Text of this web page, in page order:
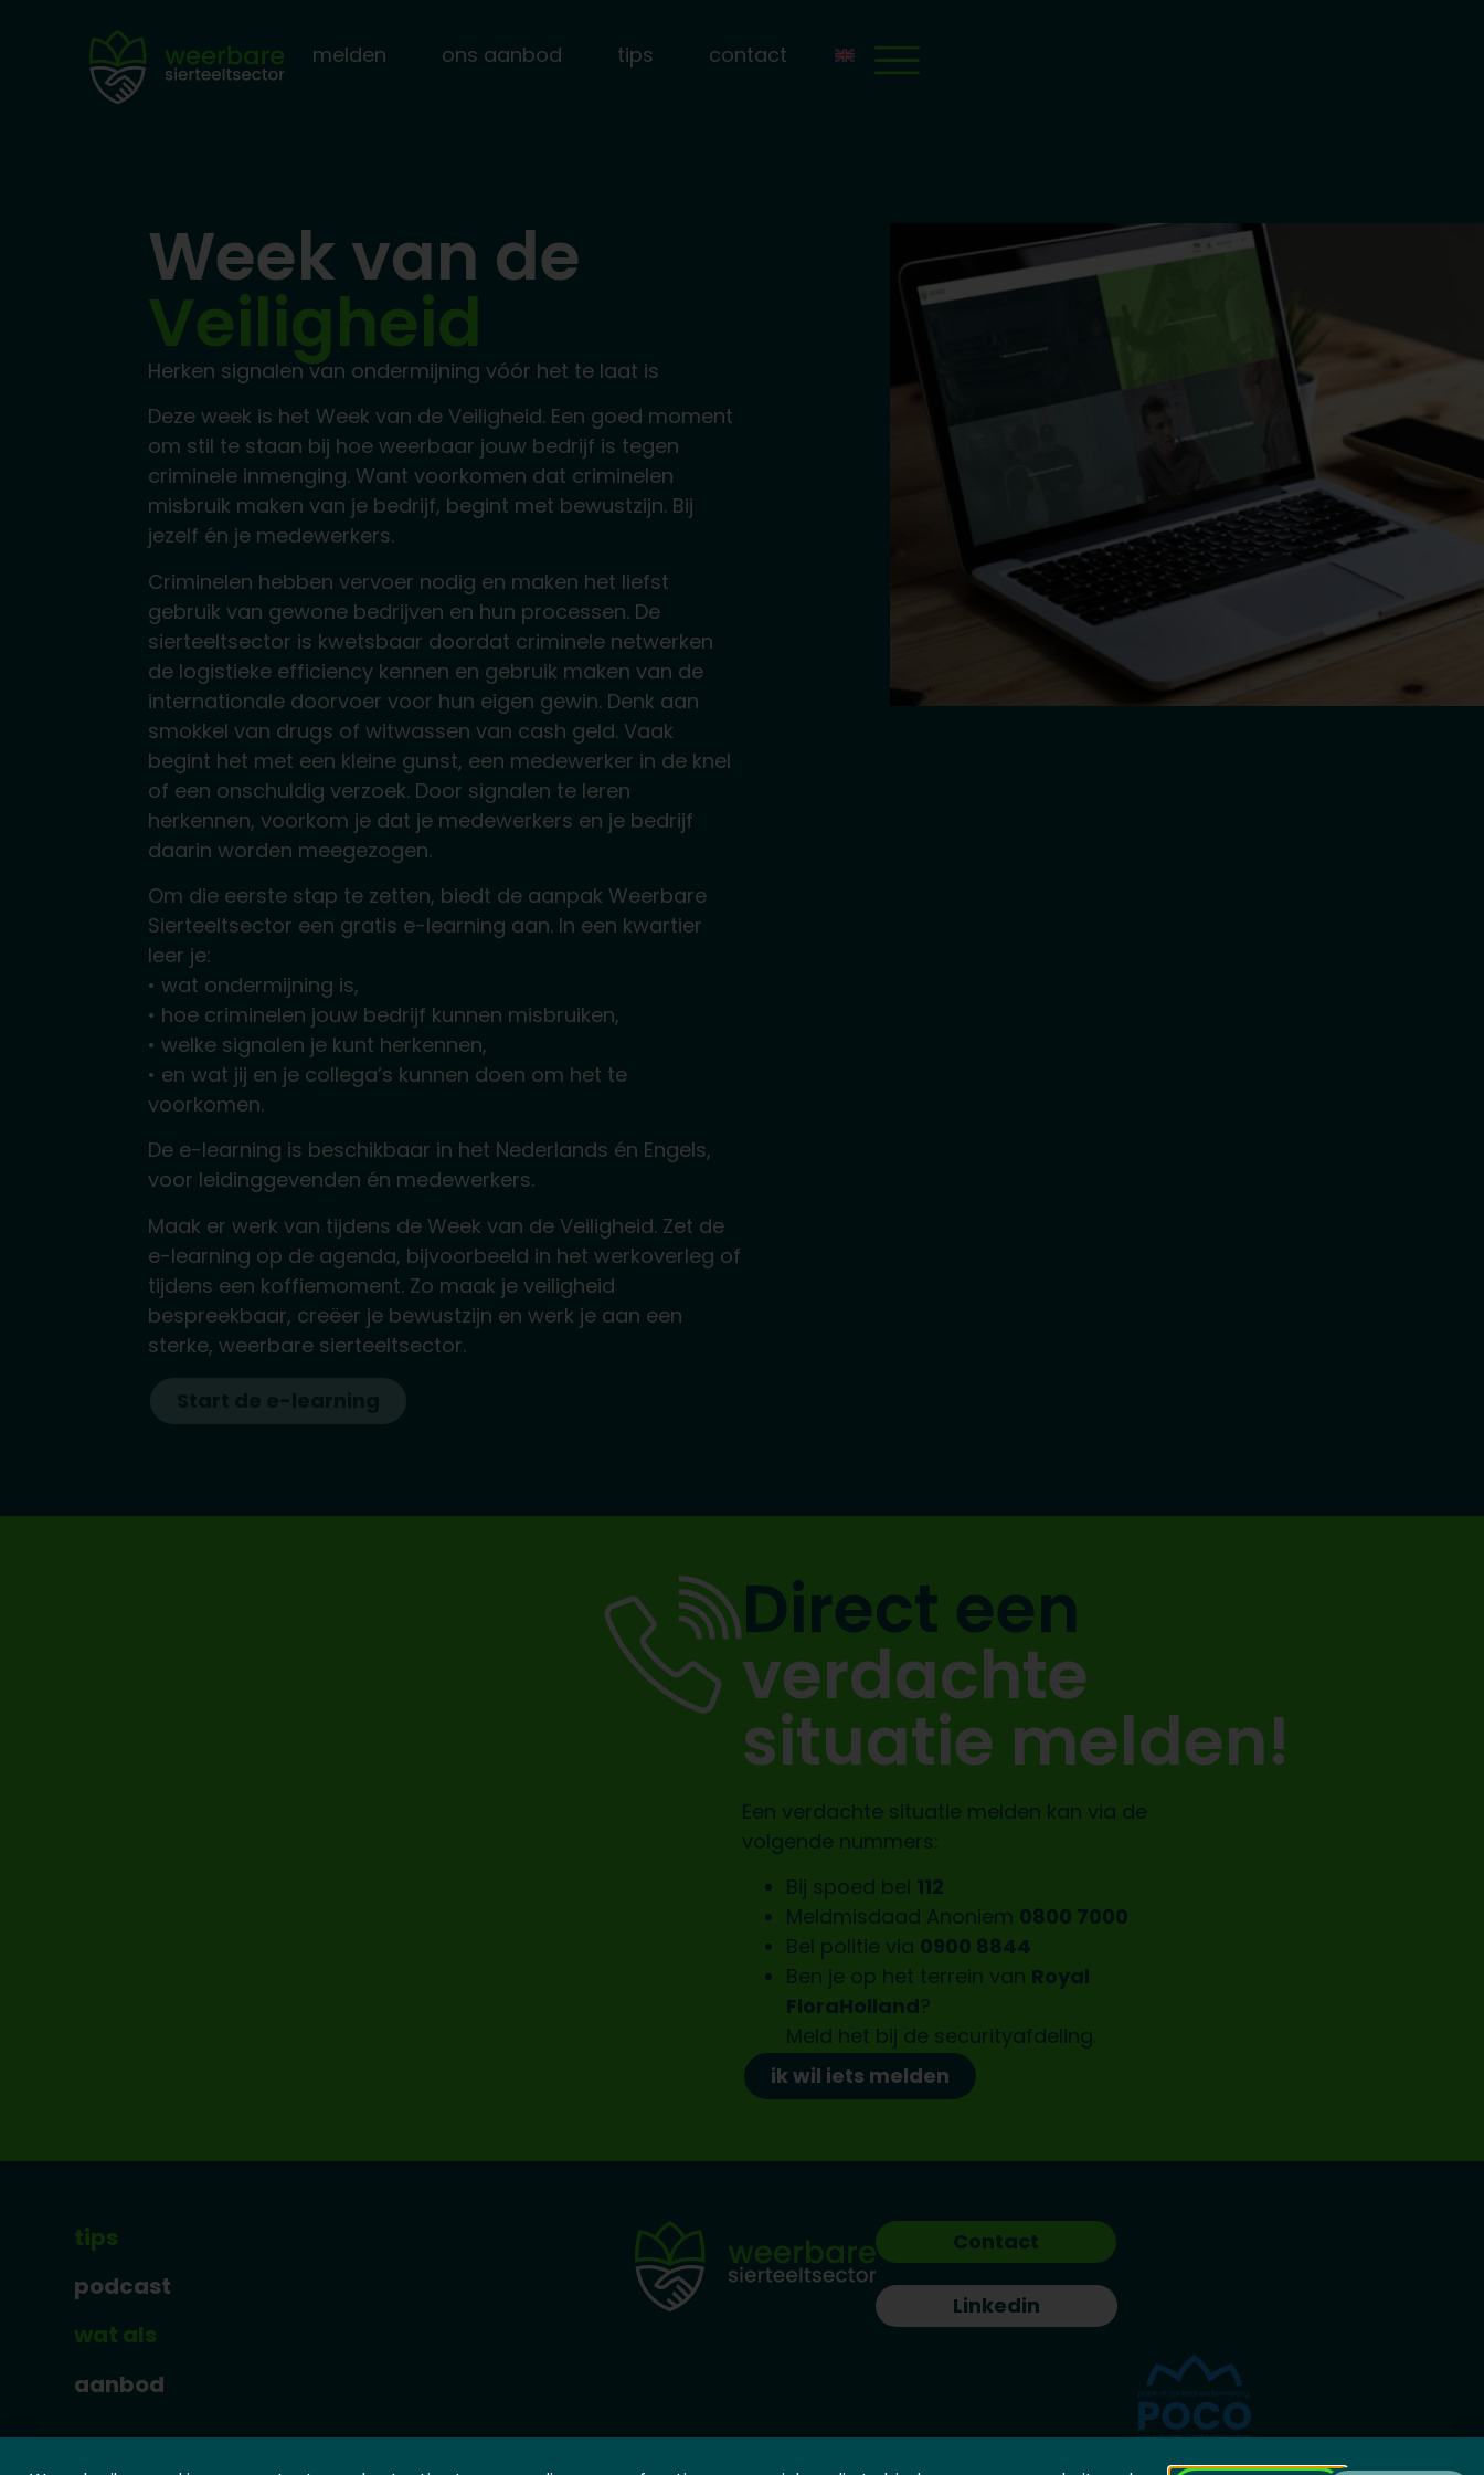
melden ons aanbod tips contact
Week van de
Veiligheid
Herken signalen van ondermijning vóór het te laat is
Deze week is het Week van de Veiligheid. Een goed moment
om stil te staan bij hoe weerbaar jouw bedrijf is tegen
criminele inmenging. Want voorkomen dat criminelen
misbruik maken van je bedrijf, begint met bewustzijn. Bij
jezelf én je medewerkers.
Criminelen hebben vervoer nodig en maken het liefst
gebruik van gewone bedrijven en hun processen. De
sierteeltsector is kwetsbaar doordat criminele netwerken
de logistieke efficiency kennen en gebruik maken van de
internationale doorvoer voor hun eigen gewin. Denk aan
smokkel van drugs of witwassen van cash geld. Vaak
begint het met een kleine gunst, een medewerker in de knel
of een onschuldig verzoek. Door signalen te leren
herkennen, voorkom je dat je medewerkers en je bedrijf
daarin worden meegezogen.
Om die eerste stap te zetten, biedt de aanpak Weerbare
Sierteeltsector een gratis e-learning aan. In een kwartier
leer je:
• wat ondermijning is,
• hoe criminelen jouw bedrijf kunnen misbruiken,
• welke signalen je kunt herkennen,
• en wat jij en je collega’s kunnen doen om het te
voorkomen.
De e-learning is beschikbaar in het Nederlands én Engels,
voor leidinggevenden én medewerkers.
Maak er werk van tijdens de Week van de Veiligheid. Zet de
e-learning op de agenda, bijvoorbeeld in het werkoverleg of
tijdens een koffiemoment. Zo maak je veiligheid
bespreekbaar, creëer je bewustzijn en werk je aan een
sterke, weerbare sierteeltsector.
Direct een
verdachte
situatie melden!
Een verdachte situatie melden kan via de
volgende nummers:
Bij spoed bel 112
Meldmisdaad Anoniem 0800 7000
Bel politie via 0900 8844
Ben je op het terrein van Royal
FloraHolland?
Meld het bij de securityafdeling.
ik wil iets melden
tips
podcast
wat als
aanbod
Contact
Linkedin